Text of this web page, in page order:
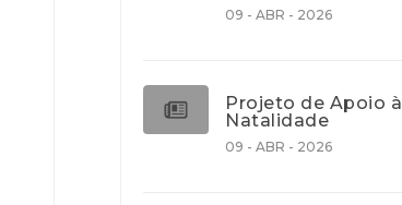
09 - ABR - 2026
Projeto de Apoio à
Natalidade
09 - ABR - 2026